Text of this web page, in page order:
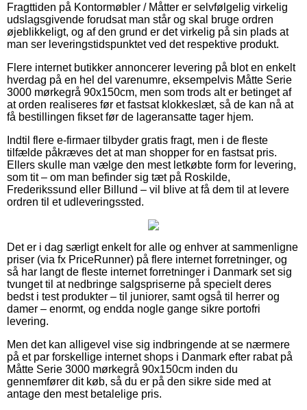
Fragttiden på Kontormøbler / Måtter er selvfølgelig virkelig
udslagsgivende forudsat man står og skal bruge ordren
øjeblikkeligt, og af den grund er det virkelig på sin plads at
man ser leveringstidspunktet ved det respektive produkt.
Flere internet butikker annoncerer levering på blot en enkelt
hverdag på en hel del varenumre, eksempelvis Måtte Serie
3000 mørkegrå 90x150cm, men som trods alt er betinget af
at orden realiseres før et fastsat klokkeslæt, så de kan nå at
få bestillingen fikset før de lageransatte tager hjem.
Indtil flere e-firmaer tilbyder gratis fragt, men i de fleste
tilfælde påkræves det at man shopper for en fastsat pris.
Ellers skulle man vælge den mest letkøbte form for levering,
som tit – om man befinder sig tæt på Roskilde,
Frederikssund eller Billund – vil blive at få dem til at levere
ordren til et udleveringssted.
Det er i dag særligt enkelt for alle og enhver at sammenligne
priser (via fx PriceRunner) på flere internet forretninger, og
så har langt de fleste internet forretninger i Danmark set sig
tvunget til at nedbringe salgspriserne på specielt deres
bedst i test produkter – til juniorer, samt også til herrer og
damer – enormt, og endda nogle gange sikre portofri
levering.
Men det kan alligevel vise sig indbringende at se nærmere
på et par forskellige internet shops i Danmark efter rabat på
Måtte Serie 3000 mørkegrå 90x150cm inden du
gennemfører dit køb, så du er på den sikre side med at
antage den mest betalelige pris.